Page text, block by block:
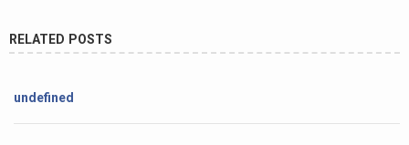
RELATED POSTS
undefined